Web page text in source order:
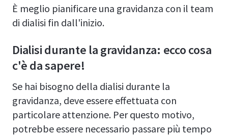
È meglio pianificare una gravidanza con il team
di dialisi fin dall'inizio.
Dialisi durante la gravidanza: ecco cosa
c'è da sapere!
Se hai bisogno della dialisi durante la
gravidanza, deve essere effettuata con
particolare attenzione. Per questo motivo,
potrebbe essere necessario passare più tempo